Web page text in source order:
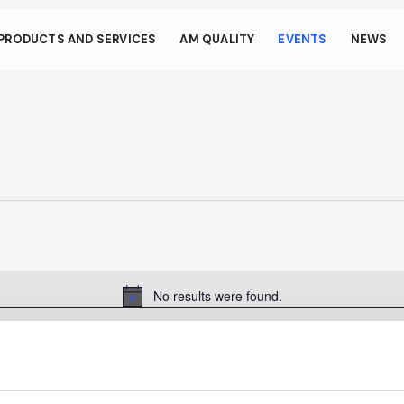
through small
AND SERVICES AM QUALITY EVENTS NEWS
Notice
No results were found.